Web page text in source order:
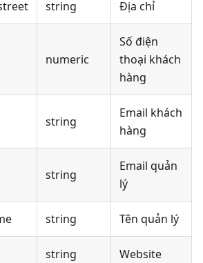
string Địa chỉ
numeric
Số điện
thoại khách
hàng
string
Email khách
hàng
string
Email quản
lý
string Tên quản lý
string Website